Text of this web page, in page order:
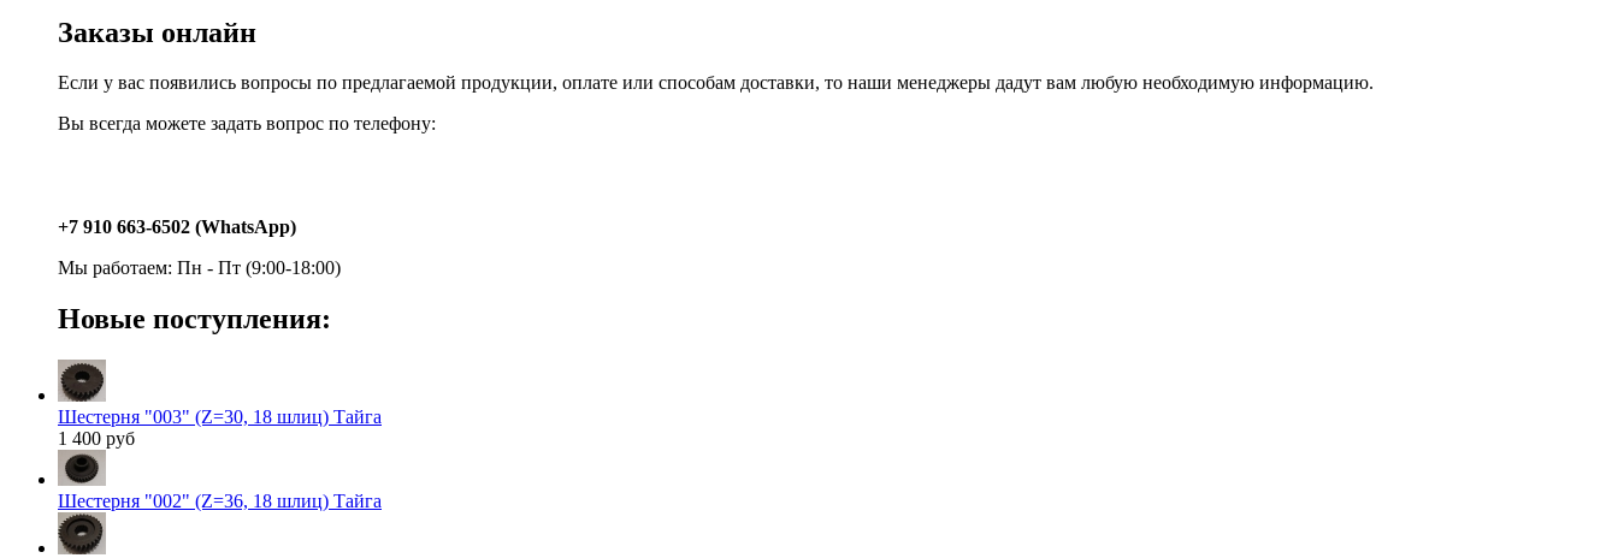
Заказы онлайн
Если у вас появились вопросы по предлагаемой продукции, оплате или способам доставки, то наши менеджеры дадут вам любую необходимую информацию.
Вы всегда можете задать вопрос по телефону:
+7 910 663-6502 (WhatsApp)
Мы работаем: Пн - Пт (9:00-18:00)
Новые поступления:
Шестерня "003" (Z=30, 18 шлиц) Тайга
1 400 руб
Шестерня "002" (Z=36, 18 шлиц) Тайга